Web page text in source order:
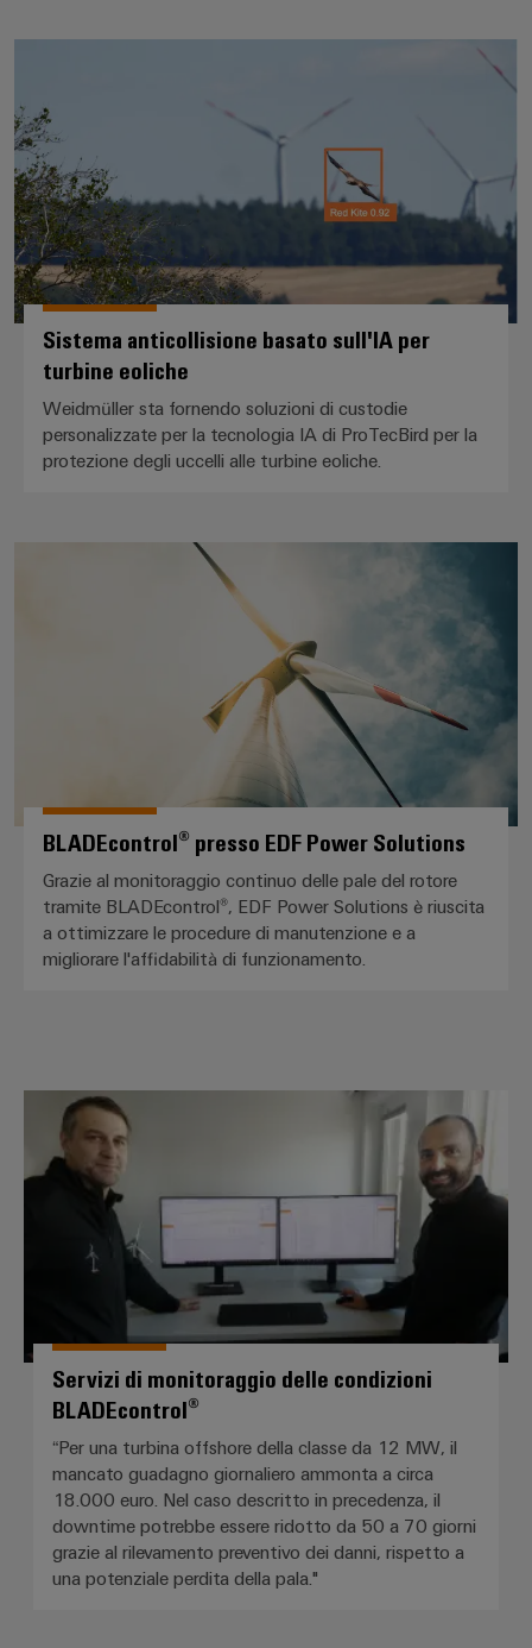
Sistema anticollisione basato
Sistema anticollisione basato sull'IA per
turbine eoliche
Weidmüller sta fornendo soluzioni di custodie
personalizzate per la tecnologia IA di ProTecBird per la
protezione degli uccelli alle turbine eoliche.
BLADEcontrol® presso EDF
BLADEcontrol® presso EDF Power Solutions
Grazie al monitoraggio continuo delle pale del rotore
tramite BLADEcontrol®, EDF Power Solutions è riuscita
a ottimizzare le procedure di manutenzione e a
migliorare l'affidabilità di funzionamento.
Servizi di monitoraggio delle
Servizi di monitoraggio delle condizioni
BLADEcontrol®
“Per una turbina offshore della classe da 12 MW, il
mancato guadagno giornaliero ammonta a circa
18.000 euro. Nel caso descritto in precedenza, il
downtime potrebbe essere ridotto da 50 a 70 giorni
grazie al rilevamento preventivo dei danni, rispetto a
una potenziale perdita della pala."